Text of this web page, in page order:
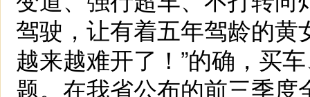
驾驶，让有着五年驾龄的黄
越来越难开了！”的确，买
题。在我省公布的前三季